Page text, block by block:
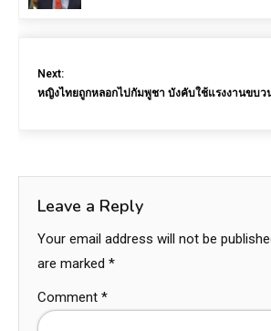
Next:
หญิงไทยถูกหลอกไปกัมพูชา บังคับใช้แรงงานขบว
Leave a Reply
Your email address will not be
are marked *
Comment *